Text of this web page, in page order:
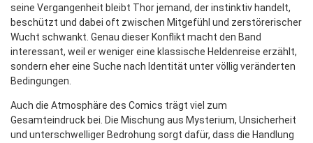
seine Vergangenheit bleibt Thor jemand, der instinktiv handelt,
beschützt und dabei oft zwischen Mitgefühl und zerstörerischer
Wucht schwankt. Genau dieser Konflikt macht den Band
interessant, weil er weniger eine klassische Heldenreise erzählt,
sondern eher eine Suche nach Identität unter völlig veränderten
Bedingungen.
Auch die Atmosphäre des Comics trägt viel zum
Gesamteindruck bei. Die Mischung aus Mysterium, Unsicherheit
und unterschwelliger Bedrohung sorgt dafür, dass die Handlung